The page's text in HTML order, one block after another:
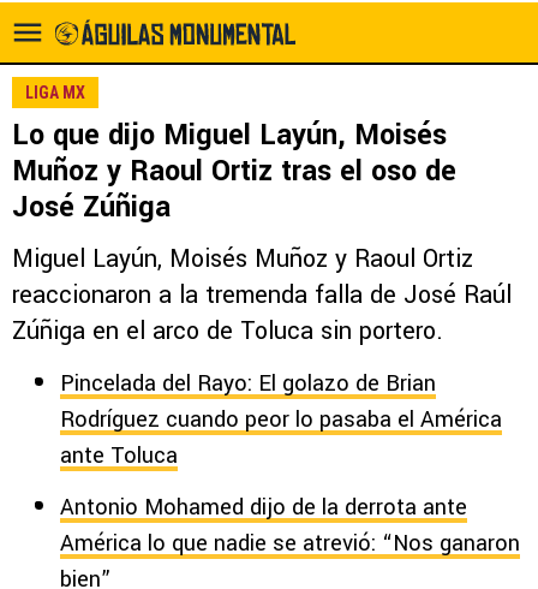
LIGA MX
Lo que dijo Miguel Layún, Moisés
Muñoz y Raoul Ortiz tras el oso de
José Zúñiga
Miguel Layún, Moisés Muñoz y Raoul Ortiz
reaccionaron a la tremenda falla de José Raúl
Zúñiga en el arco de Toluca sin portero.
Pincelada del Rayo: El golazo de Brian
Rodríguez cuando peor lo pasaba el América
ante Toluca
Antonio Mohamed dijo de la derrota ante
América lo que nadie se atrevió: “Nos ganaron
bien”